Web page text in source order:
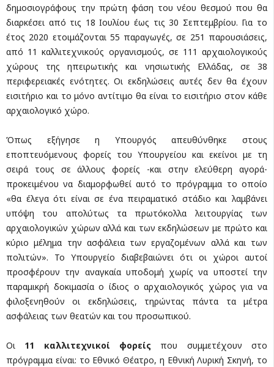
δημοσιογράφους την πρώτη φάση του νέου θεσμού που θα
διαρκέσει από τις 18 Ιουλίου έως τις 30 Σεπτεμβρίου. Για το
έτος 2020 ετοιμάζονται 55 παραγωγές, σε 251 παρουσιάσεις,
από 11 καλλιτεχνικούς οργανισμούς, σε 111 αρχαιολογικούς
χώρους της ηπειρωτικής και νησιωτικής Ελλάδας, σε 38
περιφερειακές ενότητες. Οι εκδηλώσεις αυτές δεν θα έχουν
εισιτήριο και το μόνο αντίτιμο θα είναι το εισιτήριο στον κάθε
αρχαιολογικό χώρο.
Όπως εξήγησε η Υπουργός απευθύνθηκε στους
εποπτευόμενους φορείς του Υπουργείου και εκείνοι με τη
σειρά τους σε άλλους φορείς -και στην ελεύθερη αγορά-
προκειμένου να διαμορφωθεί αυτό το πρόγραμμα το οποίο
«θα έλεγα ότι είναι σε ένα πειραματικό στάδιο και λαμβάνει
υπόψη του απολύτως τα πρωτόκολλα λειτουργίας των
αρχαιολογικών χώρων αλλά και των εκδηλώσεων με πρώτο και
κύριο μέλημα την ασφάλεια των εργαζομένων αλλά και των
πολιτών». Το Υπουργείο διαβεβαιώνει ότι οι χώροι αυτοί
προσφέρουν την αναγκαία υποδομή χωρίς να υποστεί την
παραμικρή δοκιμασία ο ίδιος ο αρχαιολογικός χώρος για να
φιλοξενηθούν οι εκδηλώσεις, τηρώντας πάντα τα μέτρα
ασφάλειας των θεατών και του προσωπικού.
Οι 11 καλλιτεχνικοί φορείς που συμμετέχουν στο
πρόγραμμα είναι: το Εθνικό Θέατρο, η Εθνική Λυρική Σκηνή, το